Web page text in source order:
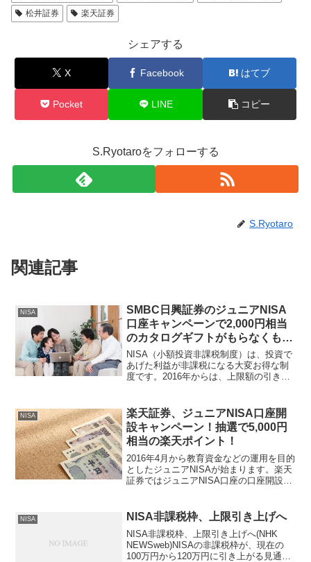
松井証券
楽天証券
シェアする
X Facebook はてブ
Pocket LINE コピー
S.Ryotaroをフォローする
S.Ryotaro
関連記事
NISA
SMBC日興証券のジュニアNISA
口座キャンペーンで2,000円相当
のカタログギフトがもらなくもら
える！
NISA（小額投資非課税制度）は、投資で
あげた利益が非課税になる大変お得な制
度です。2016年からは、上限額の引き上
します。SMBC日興証券では、ジュニア
NISA...
NISA
楽天証券、ジュニアNISA口座開
設キャンペーン！抽選で5,000円
相当の楽天ポイント！
2016年4月から教育資金などの運用を目的
としたジュニアNISAが始まります。楽天
証券ではジュニアNISA口座の口座開設
ました（8/31まで）。本記事では、NI...
NISA NISA非課税枠、上限引き上げへ
NISA非課税枠、上限引き上げへ(NHK
NEWSweb)NISAの非課税枠が、現在の
100万円から120万円に引き上がる見通し